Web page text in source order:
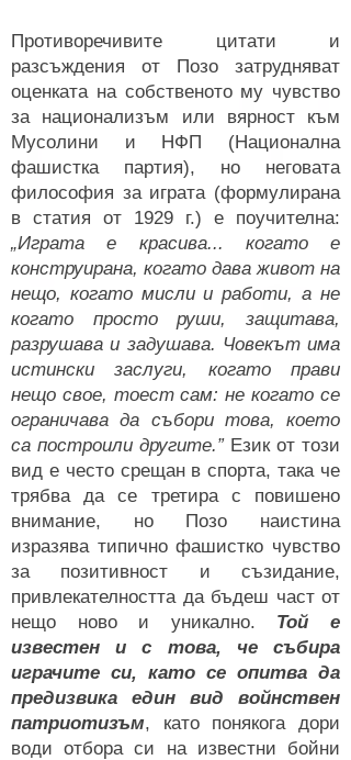
Противоречивите цитати и
разсъждения от Позо затрудняват
оценката на собственото му чувство
за национализъм или вярност към
Мусолини и НФП (Национална
фашистка партия), но неговата
философия за играта (формулирана
в статия от 1929 г.) е поучителна:
„Играта е красива... когато е
конструирана, когато дава живот на
нещо, когато мисли и работи, а не
когато просто руши, защитава,
разрушава и задушава. Човекът има
истински заслуги, когато прави
нещо свое, тоест сам: не когато се
ограничава да събори това, което
са построили другите.”Език от този
вид е често срещан в спорта, така че
трябва да се третира с повишено
внимание, но Позо наистина
изразява типично фашистко чувство
за позитивност и съзидание,
привлекателността да бъдеш част от
нещо ново и уникално. Той е
известен и с това, че събира
играчите си, като се опитва да
предизвика един вид войнствен
патриотизъм, като понякога дори
води отбора си на известни бойни